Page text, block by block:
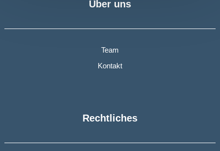
Über uns
Team
Kontakt
Rechtliches